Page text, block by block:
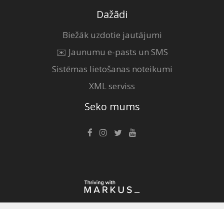
Dažādi
Biežāk uzdotie jautājumi
✉️ Jaunumu e-pasts un SMS
Sistēmas lietošanas noteikumi
XML serviss
Seko mums